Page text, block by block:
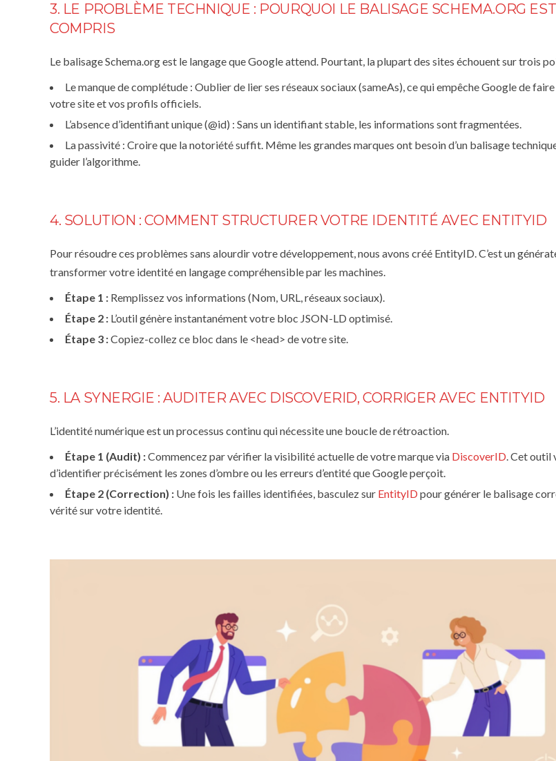
3. LE PROBLÈME TECHNIQUE : POURQUOI LE BALISAGE SCHEMA.ORG
COMPRIS
Le balisage Schema.org est le langage que Google attend. Pourtant, la plupart des sites échouent sur trois
Le manque de complétude : Oublier de lier ses réseaux sociaux (sameAs), ce qui empêche Google de
votre site et vos profils officiels.
L’absence d’identifiant unique (@id) : Sans un identifiant stable, les informations sont fragmentées.
La passivité : Croire que la notoriété suffit. Même les grandes marques ont besoin d’un balisage
guider l’algorithme.
4. SOLUTION : COMMENT STRUCTURER VOTRE IDENTITÉ AVEC ENTITYID
Pour résoudre ces problèmes sans alourdir votre développement, nous avons créé EntityID. C’est un
transformer votre identité en langage compréhensible par les machines.
Étape 1 : Remplissez vos informations (Nom, URL, réseaux sociaux).
Étape 2 : L’outil génère instantanément votre bloc JSON-LD optimisé.
Étape 3 :Copiez-collez ce bloc dans le <head> de votre site.
5. LA SYNERGIE : AUDITER AVEC DISCOVERID, CORRIGER AVEC ENTITYID
L’identité numérique est un processus continu qui nécessite une boucle de rétroaction.
Étape 1 (Audit) :Commencez par vérifier la visibilité actuelle de votre marque via DiscoverID. Cet outil
d’identifier précisément les zones d’ombre ou les erreurs d’entité que Google perçoit.
Étape 2 (Correction) : Une fois les failles identifiées, basculez sur EntityIDpour générer le balisage
vérité sur votre identité.